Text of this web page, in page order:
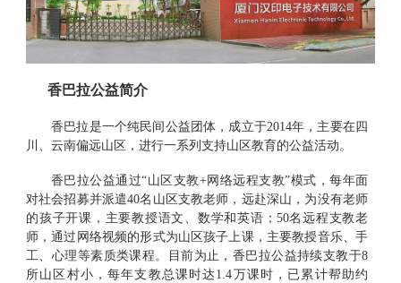
香巴拉公益简介
香巴拉是一个纯民间公益团体，成立于2014年，主要在四
川、云南偏远山区，进行一系列支持山区教育的公益活动。
香巴拉公益通过“山区支教+网络远程支教”模式，每年面
对社会招募并派遣40名山区支教老师，远赴深山，为没有老师
的孩子开课，主要教授语文、数学和英语； 50名远程支教老
师，通过网络视频的形式为山区孩子上课，主要教授音乐、手
工、心理等素质类课程。目前为止， 香巴拉公益持续支教于8
所山区村小， 每年支教总课时达 1.4万课时，已累计帮助约